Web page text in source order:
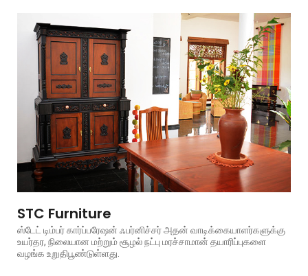
STC Furniture
ஸ்டேட் டிம்பர் கார்ப்பரேஷன் ஃபர்னிச்சர் அதன் வாடிக்கையாளர்களுக்கு
உயர்தர, நிலையான மற்றும் சூழல் நட்பு மரச்சாமான் தயாரிப்புகளை
வழங்க உறுதிபூண்டுள்ளது.